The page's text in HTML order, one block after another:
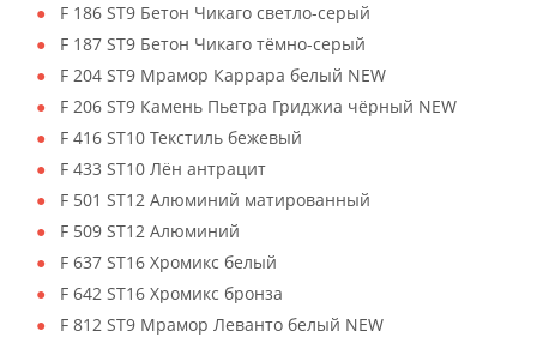
F 186 ST9 Бетон Чикаго светло-серый
F 187 ST9 Бетон Чикаго тёмно-серый
F 204 ST9 Мрамор Каррара белый NEW
F 206 ST9 Камень Пьетра Гриджиа чёрный NEW
F 416 ST10 Текстиль бежевый
F 433 ST10 Лён антрацит
F 501 ST12 Алюминий матированный
F 509 ST12 Алюминий
F 637 ST16 Хромикс белый
F 642 ST16 Хромикс бронза
F 812 ST9 Мрамор Леванто белый NEW